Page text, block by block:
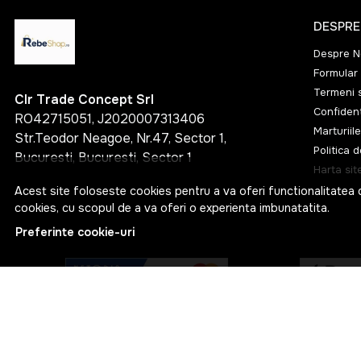
HYPERION
JIDVEI
Krug
La Gioiosa
Larios
Martini
Mateus
Mionetto
Acest site foloseste cookies pentru a va oferi functionalitatea
cookies, cu scopul de a va oferi o experienta imbunatatita.
Preferinte cookie-uri
Clr Trade Concept Srl
RO42715051, J2020007313406
Str.Teodor Neagoe, Nr.47, Sector 1,
Bucuresti, Bucuresti, Sector 1
Despre
Termeni
Politica
Harta